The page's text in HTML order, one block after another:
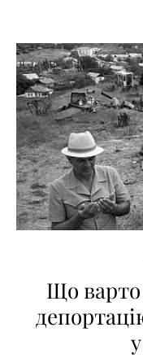
Що варто